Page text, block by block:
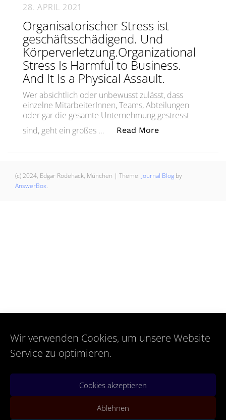
Wir verwenden Cookies, um unsere Website
Service zu optimieren.
Cookies akzeptieren
Ablehnen
28. APRIL 2021
Organisatorischer Stress ist
geschäftsschädigend. Und
Körperverletzung.Organizational
Stress Is Harmful to Business.
And It Is a Physical Assault.
Wer absichtlich oder unbewusst zulässt, dass
einzelne MitarbeiterInnen, Teams, Abteilungen
oder gar die gesamte Unternehmung gestresst
sind, geht ein großes …
Read More
(c) 2024, Edgar Rodehack, München | Theme: Journal Blog by
AnswerBox.